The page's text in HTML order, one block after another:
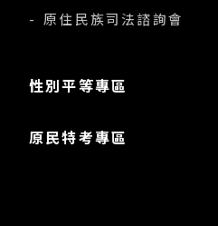
- 原住民族司法諮詢會
性別平等專區
原民特考專區